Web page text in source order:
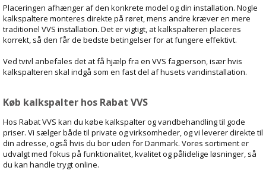
Placeringen afhænger af den konkrete model og din installation. Nogle
kalkspaltere monteres direkte på røret, mens andre kræver en mere
traditionel VVS installation. Det er vigtigt, at kalkspalteren placeres
korrekt, så den får de bedste betingelser for at fungere effektivt.
Ved tvivl anbefales det at få hjælp fra en VVS fagperson, især hvis
kalkspalteren skal indgå som en fast del af husets vandinstallation.
Køb kalkspalter hos Rabat VVS
Hos Rabat VVS kan du købe kalkspalter og vandbehandling til gode
priser. Vi sælger både til private og virksomheder, og vi leverer direkte til
din adresse, også hvis du bor uden for Danmark. Vores sortiment er
udvalgt med fokus på funktionalitet, kvalitet og pålidelige løsninger, så
du kan handle trygt online.